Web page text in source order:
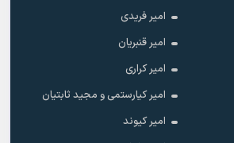
امیر فریدی
امیر قنبریان
امیر کراری
امیر کیارستمی و مجید ثابتیان
امیر کیوند